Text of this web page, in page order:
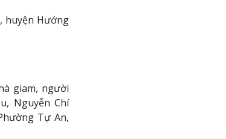
huyện Hướng
giam, người
Nguyễn Chí
Tự An,